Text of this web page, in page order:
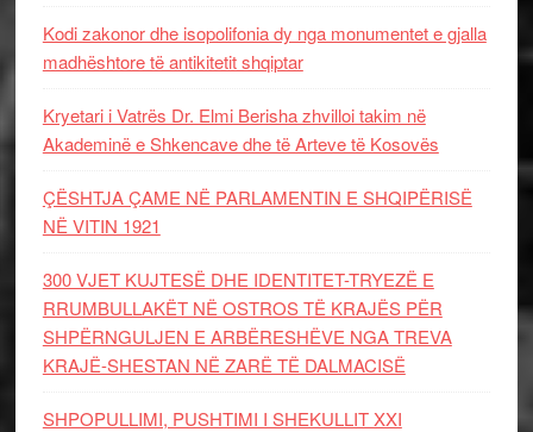
Kodi zakonor dhe isopolifonia dy nga monumentet e gjalla
madhështore të antikitetit shqiptar
Kryetari i Vatrës Dr. Elmi Berisha zhvilloi takim në
Akademinë e Shkencave dhe të Arteve të Kosovës
ÇËSHTJA ÇAME NË PARLAMENTIN E SHQIPËRISË
NË VITIN 1921
300 VJET KUJTESË DHE IDENTITET-TRYEZË E
RRUMBULLAKËT NË OSTROS TË KRAJËS PËR
SHPËRNGULJEN E ARBËRESHËVE NGA TREVA
KRAJË-SHESTAN NË ZARË TË DALMACISË
SHPOPULLIMI, PUSHTIMI I SHEKULLIT XXI